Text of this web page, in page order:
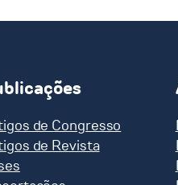
de Congresso
de Revista